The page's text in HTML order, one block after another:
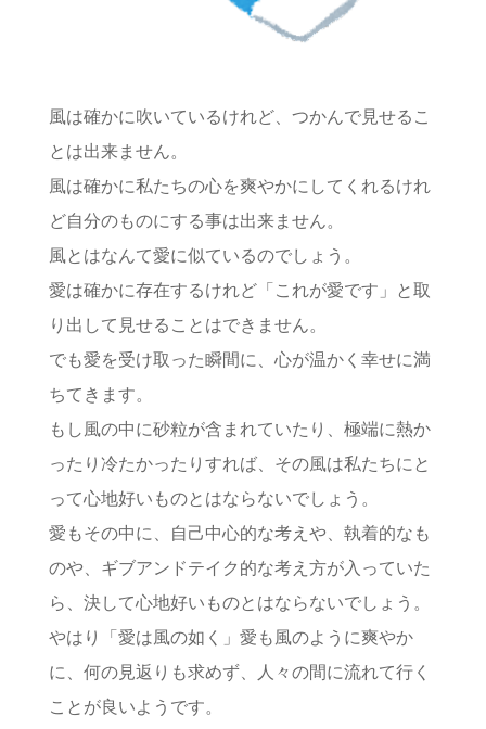
風は確かに吹いているけれど、つかんで見せるこ
とは出来ません。
風は確かに私たちの心を爽やかにしてくれるけれ
ど自分のものにする事は出来ません。
風とはなんて愛に似ているのでしょう。
愛は確かに存在するけれど「これが愛です」と取
り出して見せることはできません。
でも愛を受け取った瞬間に、心が温かく幸せに満
ちてきます。
もし風の中に砂粒が含まれていたり、極端に熱か
ったり冷たかったりすれば、その風は私たちにと
って心地好いものとはならないでしょう。
愛もその中に、自己中心的な考えや、執着的なも
のや、ギブアンドテイク的な考え方が入っていた
ら、決して心地好いものとはならないでしょう。
やはり「愛は風の如く」愛も風のように爽やか
に、何の見返りも求めず、人々の間に流れて行く
ことが良いようです。